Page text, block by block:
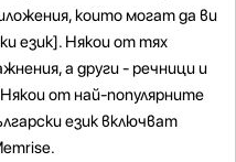
които могат да ви
език]. Някои от тях
а други - речници и
от най-популярните
език включват